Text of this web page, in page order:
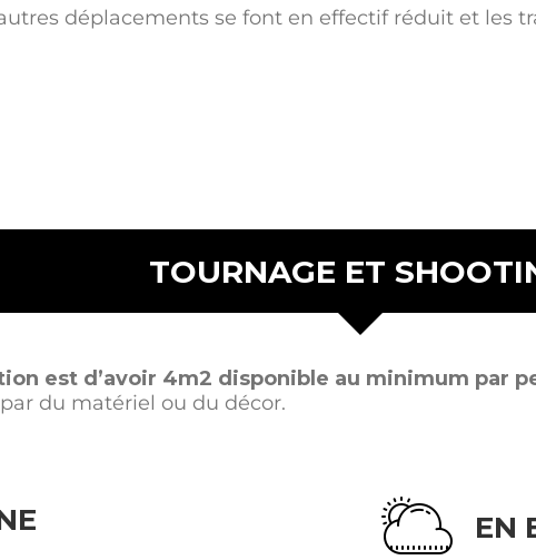
déplacements se font en effectif réduit et les
TOURNAGE ET
est d’avoir 4m2 disponible au minimum par
du matériel ou du décor.
EN